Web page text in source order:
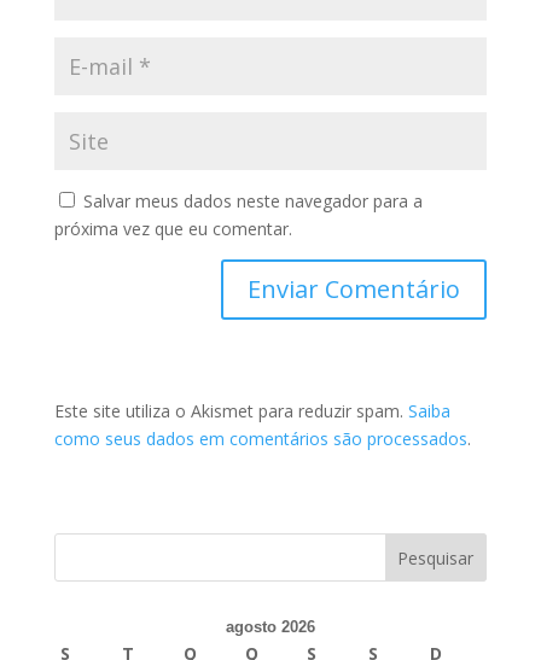
Salvar meus dados neste navegador para a
próxima vez que eu comentar.
Este site utiliza o Akismet para reduzir spam. Saiba
como seus dados em comentários são processados.
agosto 2026
S T Q Q S S
D